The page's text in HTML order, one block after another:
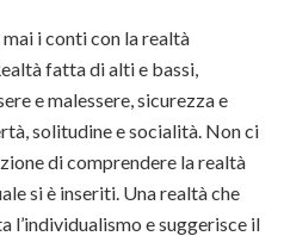
i conti con la realtà
fatta di alti e bassi,
e malessere, sicurezza e
solitudine e socialità. Non ci
di comprendere la realtà
si è inseriti. Una realtà che
l’individualismo e suggerisce il